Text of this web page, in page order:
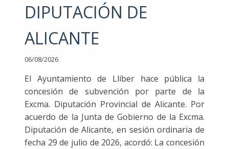
DIPUTACIÓN DE
ALICANTE
06/08/2026
El Ayuntamiento de Llíber hace pública la
concesión de subvención por parte de la
Excma. Diputación Provincial de Alicante. Por
acuerdo de la Junta de Gobierno de la Excma.
Diputación de Alicante, en sesión ordinaria de
fecha 29 de julio de 2026, acordó: La concesión